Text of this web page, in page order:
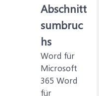
Abschnitt
sumbruc
hs
Word für
Microsoft
365 Word
für